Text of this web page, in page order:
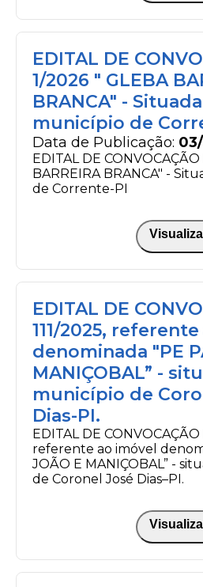
EDITAL DE
1/2026 " GLEBA
BRANCA" -
município de
Data de Publicação:
EDITAL DE CONVOCAÇÃO
BARREIRA BRANCA" -
de Corrente-PI
EDITAL DE
111/2025,
denominada "PE
MANIÇOBAL” -
município de
Dias-PI.
EDITAL DE CONVOCAÇÃO
referente ao imóvel
JOÃO E MANIÇOBAL” -
de Coronel José Dias–PI.